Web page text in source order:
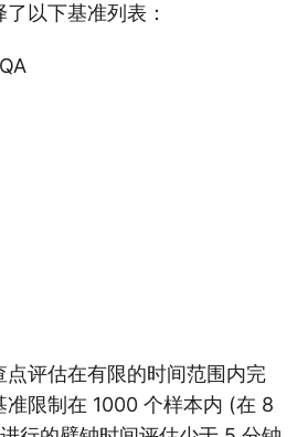
以下基准列表：
点评估在有限的时间范围内完
准限制在 1000 个样本内 (在 8